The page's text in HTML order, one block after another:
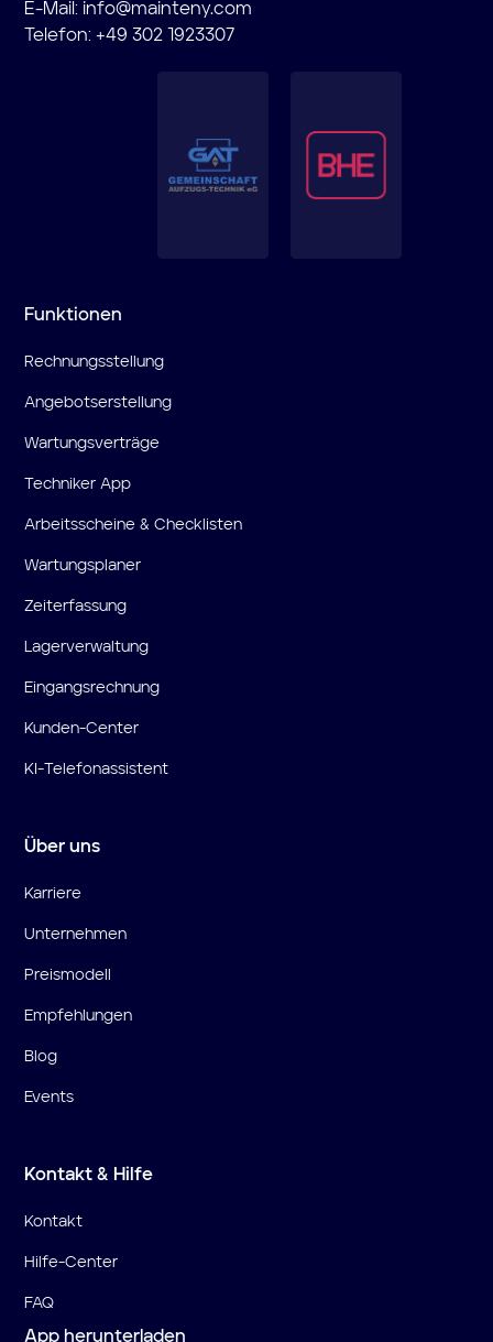
E-Mail: info@mainteny.com
Telefon: +49 302 1923307
Funktionen
Rechnungsstellung
Angebotserstellung
Wartungsverträge
Techniker App
Arbeitsscheine & Checklisten
Wartungsplaner
Zeiterfassung
Lagerverwaltung
Eingangsrechnung
Kunden-Center
KI-Telefonassistent
Über uns
Karriere
Unternehmen
Preismodell
Empfehlungen
Blog
Events
Kontakt & Hilfe
Kontakt
Hilfe-Center
FAQ
App herunterladen